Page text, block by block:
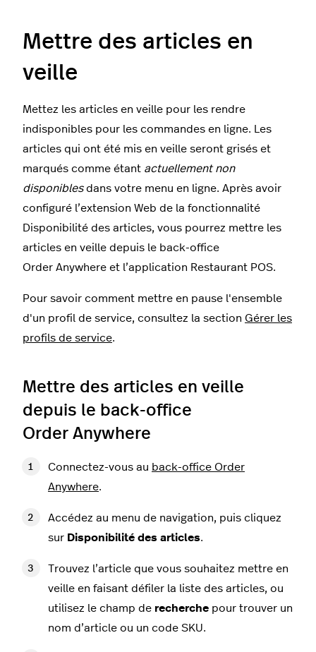
Mettre des articles en
veille
Mettez les articles en veille pour les rendre
indisponibles pour les commandes en ligne. Les
articles qui ont été mis en veille seront grisés et
marqués comme étant actuellement non
disponiblesdans votre menu en ligne. Après avoir
configuré l’extension Web de la fonctionnalité
Disponibilité des articles, vous pourrez mettre les
articles en veille depuis le back-office
Order Anywhere et l’application Restaurant POS.
Pour savoir comment mettre en pause l'ensemble
d'un profil de service, consultez la section Gérer les
profils de service.
Mettre des articles en veille
depuis le back-office
Order Anywhere
Connectez-vous au back-office Order
Anywhere.
Accédez au menu de navigation, puis cliquez
sur Disponibilité des articles.
Trouvez l’article que vous souhaitez mettre en
veille en faisant défiler la liste des articles, ou
utilisez le champ de recherche pour trouver un
nom d’article ou un code SKU.